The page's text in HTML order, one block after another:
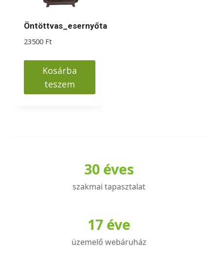
Öntöttvas_esernyőtartó
23500 Ft
Kosárba
teszem
30 éves
szakmai tapasztalat
17 éve
üzemelő webáruház